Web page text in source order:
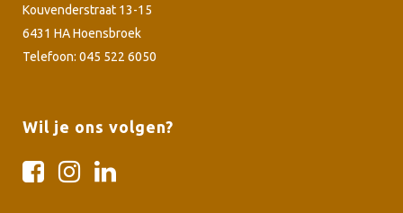
Kouvenderstraat 13-15
6431 HA Hoensbroek
Telefoon: 045 522 6050
Wil je ons volgen?